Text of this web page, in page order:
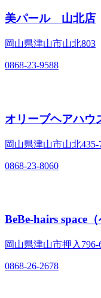
美パール 山北店
岡山県津山市山北803
0868-23-9588
オリーブヘアハウ
岡山県津山市山北
0868-23-8060
BeBe-hairs space
岡山県津山市押入
0868-26-2678